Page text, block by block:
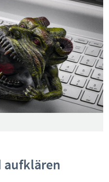
aufklären